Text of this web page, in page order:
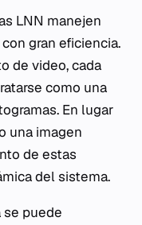
LNN manejen
gran eficiencia.
de video, cada
como una
En lugar
una imagen
de estas
del sistema.
puede